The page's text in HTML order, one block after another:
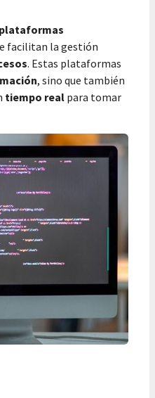
plataformas
facilitan la gestión
. Estas plataformas
, sino que también
tiempo real para tomar